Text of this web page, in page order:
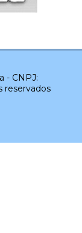
- CNPJ:
reservados